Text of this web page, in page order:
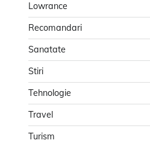
Lowrance
Recomandari
Sanatate
Stiri
Tehnologie
Travel
Turism